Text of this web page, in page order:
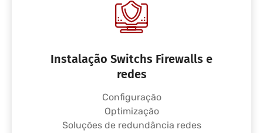
Instalação Switchs Firewalls e
redes
Configuração
Optimização
Soluções de redundância redes